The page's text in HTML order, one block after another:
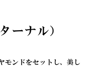
ナル）
モンドをセットし、美し